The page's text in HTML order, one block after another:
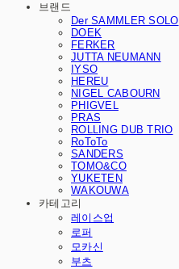
브랜드
Der SAMMLER SOLO
DOEK
FERKER
JUTTA NEUMANN
IYSO
HEREU
NIGEL CABOURN
PHIGVEL
PRAS
ROLLING DUB TRIO
RoToTo
SANDERS
TOMO&CO
YUKETEN
WAKOUWA
카테고리
레이스업
로퍼
모카신
부츠